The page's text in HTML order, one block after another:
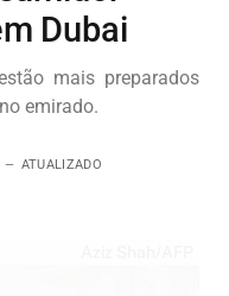
Dubai
mais preparados
emirado.
ATUALIZADO